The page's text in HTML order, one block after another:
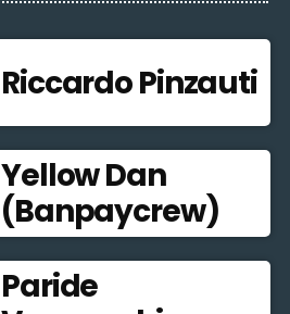
Riccardo Pinzauti
Yellow Dan
(Banpaycrew)
Paride